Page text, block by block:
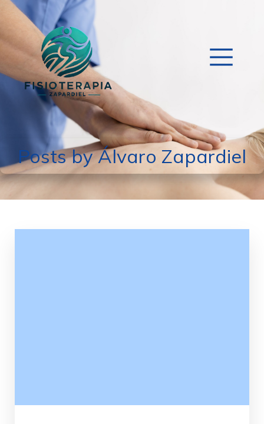
Posts byÁlvaro Zapardiel